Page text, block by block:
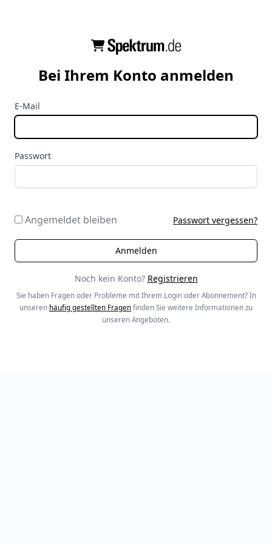
Bei Ihrem Konto anmelden
E-Mail
Passwort
Angemeldet bleiben Passwort vergessen?
Noch kein Konto? Registrieren
Sie haben Fragen oder Probleme mit Ihrem Login oder Abonnement? In
unseren häufig gestellten Fragen finden Sie weitere Informationen zu
unseren Angeboten.